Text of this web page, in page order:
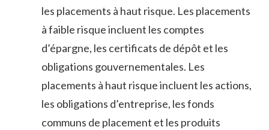
les placements à haut risque. Les placements
à faible risque incluent les comptes
d’épargne, les certificats de dépôt et les
obligations gouvernementales. Les
placements à haut risque incluent les actions,
les obligations d’entreprise, les fonds
communs de placement et les produits